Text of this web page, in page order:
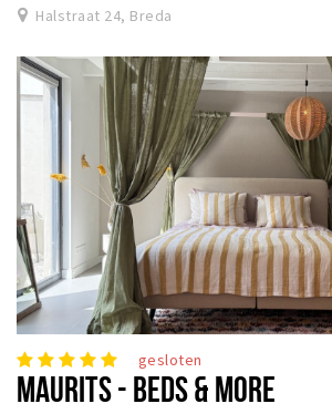
Halstraat 24, Breda
gesloten
MAURITS - BEDS & MORE